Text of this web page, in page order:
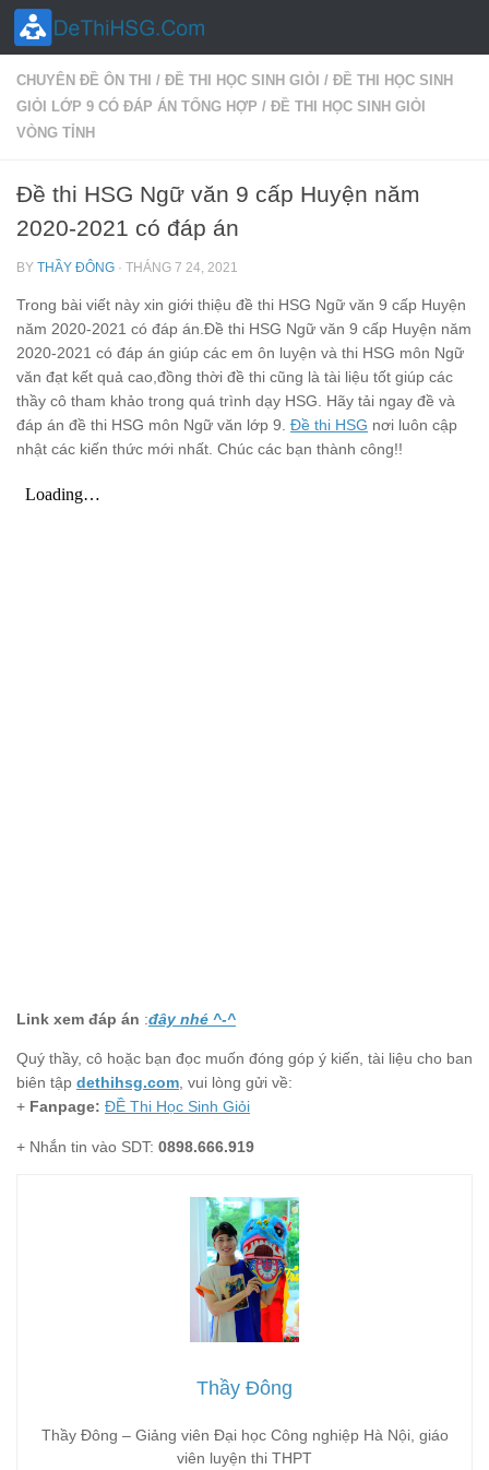
Skip to content
CHUYÊN ĐỀ ÔN THI / ĐỀ THI HỌC SINH GIỎI / ĐỀ THI HỌC SINH
GIỎI LỚP 9 CÓ ĐÁP ÁN TỔNG HỢP / ĐỀ THI HỌC SINH GIỎI
VÒNG TỈNH
Đề thi HSG Ngữ văn 9 cấp Huyện năm
2020-2021 có đáp án
BY THẦY ĐÔNG · THÁNG 7 24, 2021
Trong bài viết này xin giới thiệu đề thi HSG Ngữ văn 9 cấp Huyện
năm 2020-2021 có đáp án.Đề thi HSG Ngữ văn 9 cấp Huyện năm
2020-2021 có đáp án giúp các em ôn luyện và thi HSG môn Ngữ
văn đạt kết quả cao,đồng thời đề thi cũng là tài liệu tốt giúp các
thầy cô tham khảo trong quá trình dạy HSG. Hãy tải ngay đề và
đáp án đề thi HSG môn Ngữ văn lớp 9. Đề thi HSG nơi luôn cập
nhật các kiến thức mới nhất. Chúc các bạn thành công!!
Link xem đáp án :đây nhé ^-^
Quý thầy, cô hoặc bạn đọc muốn đóng góp ý kiến, tài liệu cho ban
biên tập dethihsg.com, vui lòng gửi về:
+ Fanpage: ĐỀ Thi Học Sinh Giỏi
+ Nhắn tin vào SDT: 0898.666.919
Thầy Đông
Thầy Đông – Giảng viên Đại học Công nghiệp Hà Nội, giáo
viên luyện thi THPT